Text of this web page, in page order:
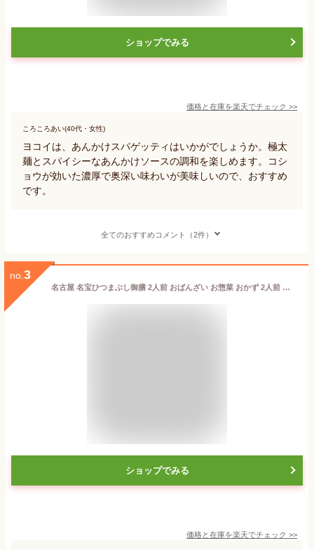
ショップでみる
価格と在庫を楽天でチェック >>
ころころあい(40代・女性)
ヨコイは、あんかけスパゲッティはいかがでしょうか。極太
麺とスパイシーなあんかけソースの調和を楽しめます。コシ
ョウが効いた濃厚で奥深い味わいが美味しいので、おすすめ
です。
全てのおすすめコメント（2件）
no. 3
名古屋 名宝ひつまぶし御膳 2人前 おばんざい お惣菜 おかず 2人前 名古屋 ひつまぶし セット
ショップでみる
価格と在庫を楽天でチェック >>